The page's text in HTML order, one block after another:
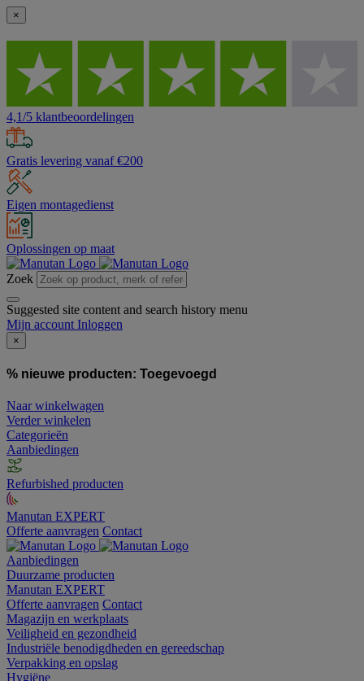
×
4,1/5 klantbeoordelingen
Gratis levering vanaf €200
Eigen montagedienst
Oplossingen op maat
Zoek
Suggested site content and search history menu
Mijn account Inloggen
×
% nieuwe producten: Toegevoegd
Naar winkelwagen
Verder winkelen
Categorieën
Aanbiedingen
Refurbished producten
Manutan EXPERT
Offerte aanvragen Contact
Aanbiedingen
Duurzame producten
Manutan EXPERT
Offerte aanvragen Contact
Magazijn en werkplaats
Veiligheid en gezondheid
Industriële benodigdheden en gereedschap
Verpakking en opslag
Hygiëne